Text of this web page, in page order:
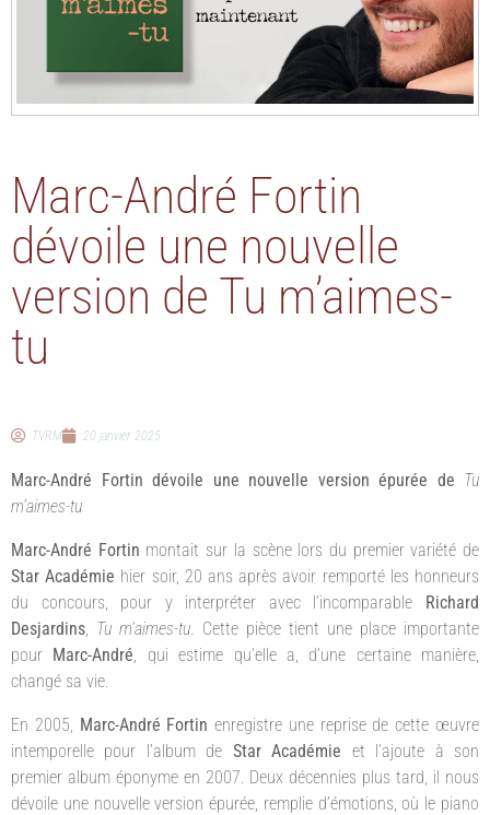
Marc-André Fortin
dévoile une nouvelle
version de Tu m’aimes-
tu
TVRM 20 janvier 2025
Marc-André Fortin dévoile une nouvelle version épurée de Tu
m’aimes-tu
Marc-André Fortin montait sur la scène lors du premier variété de
Star Académie hier soir, 20 ans après avoir remporté les honneurs
du concours, pour y interpréter avec l’incomparable Richard
Desjardins, Tu m’aimes-tu. Cette pièce tient une place importante
pour Marc-André, qui estime qu’elle a, d’une certaine manière,
changé sa vie.
En 2005, Marc-André Fortin enregistre une reprise de cette œuvre
intemporelle pour l’album de Star Académie et l’ajoute à son
premier album éponyme en 2007. Deux décennies plus tard, il nous
dévoile une nouvelle version épurée, remplie d’émotions, où le piano